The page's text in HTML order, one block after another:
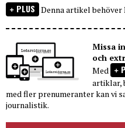
PLUS Denna artikel behöver
Missa
och
Med
artiklar,
med fler prenumeranter kan vi
journalistik.